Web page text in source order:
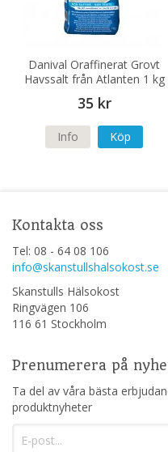
Danival Oraffinerat Grovt
Havssalt från Atlanten 1 kg
35 kr
Info Köp
Kontakta oss
Tel: 08 - 64 08 106
info@skanstullshalsokost.se
Skanstulls Hälsokost
Ringvägen 106
116 61 Stockholm
Prenumerera på
Ta del av våra bästa
produktnyheter